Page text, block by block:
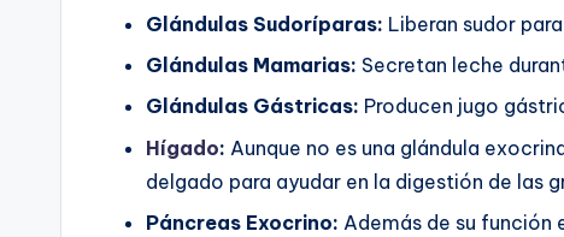
Glándulas Sudoríparas: Liberan sudor
Glándulas Mamarias: Secretan leche
Glándulas Gástricas: Producen jugo
Hígado: Aunque no es una glándula
delgado para ayudar en la digestión de las
Páncreas Exocrino: Además de su función